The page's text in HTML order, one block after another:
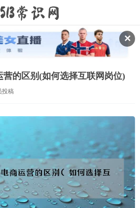
✕
营的区别(如何选择互联网岗位)
投稿